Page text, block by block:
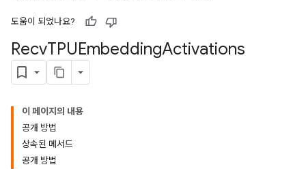
도움이 되었나요?
RecvTPUEmbeddingActivations
이 페이지의 내용
공개 방법
상속된 메서드
공개 방법